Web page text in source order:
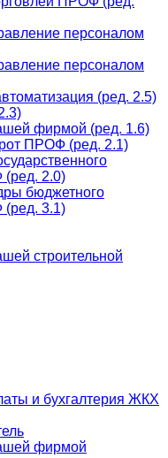
персоналом
персоналом
(ред. 2.5)
фирмой (ред. 1.6)
ПРОФ (ред. 2.1)
2.0)
бюджетного
3.1)
строительной
и бухгалтерия ЖКХ
фирмой